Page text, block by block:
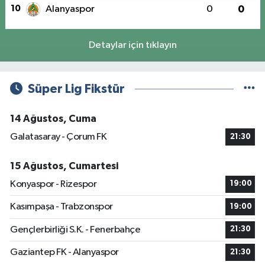
10 Alanyaspor 0 0
Detaylar için tıklayın
Süper Lig Fikstür
14 Ağustos, Cuma
Galatasaray - Çorum FK
21:30
15 Ağustos, Cumartesi
Konyaspor - Rizespor
19:00
Kasımpaşa - Trabzonspor 19:00
Gençlerbirliği S.K. - Fenerbahçe 21:30
Gaziantep FK - Alanyaspor 21:30